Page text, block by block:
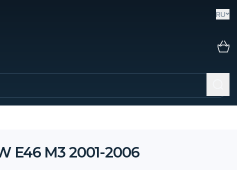
RU
E46 M3 2001-2006